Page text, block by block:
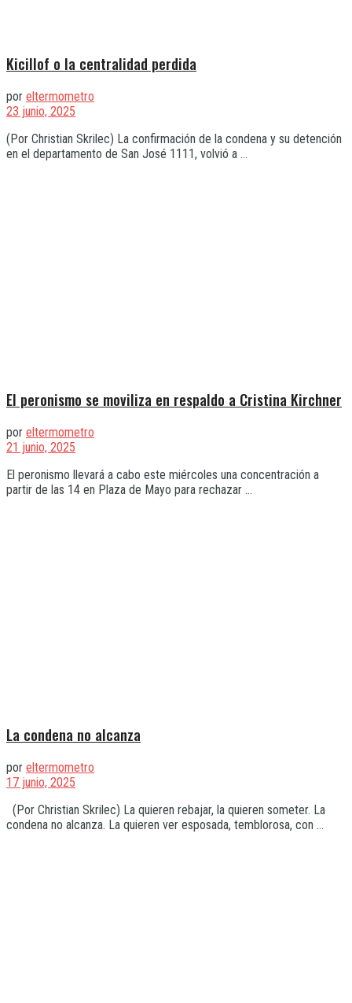
Kicillof o la centralidad perdida
por eltermometro
23 junio, 2025
(Por Christian Skrilec) La confirmación de la condena y su detención
en el departamento de San José 1111, volvió a ...
El peronismo se moviliza en respaldo a Cristina Kirchner
por eltermometro
21 junio, 2025
El peronismo llevará a cabo este miércoles una concentración a
partir de las 14 en Plaza de Mayo para rechazar ...
La condena no alcanza
por eltermometro
17 junio, 2025
(Por Christian Skrilec) La quieren rebajar, la quieren someter. La
condena no alcanza. La quieren ver esposada, temblorosa, con ...